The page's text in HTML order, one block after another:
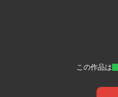
この作品は